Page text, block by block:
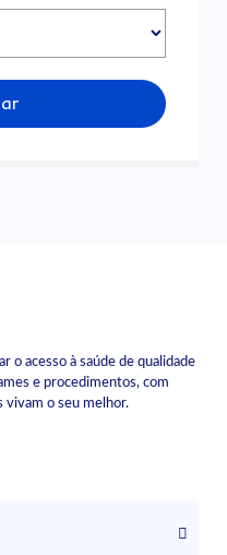
o acesso à saúde de qualidade
e procedimentos, com
vivam o seu melhor.